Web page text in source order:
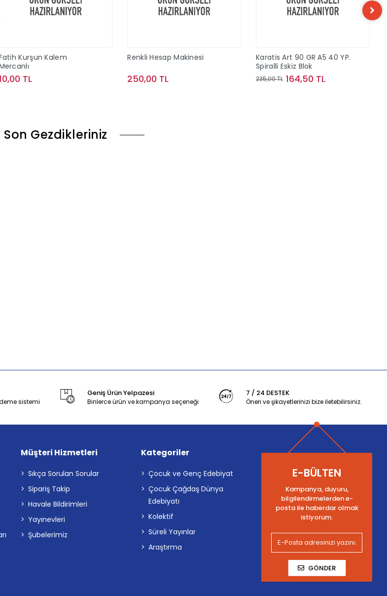
Kurşun Kalem
TL
Renkli Hesap Makinesi
250,00 TL
Karatis Art 90 GR A5 40 YP.
Spiralli Eskiz Blok
235,00 TL 164,50 TL
Son Gezdikleriniz
sistemi
Geniş Ürün Yelpazesi
Binlerce ürün ve kampanya seçeneği
7 / 24 DESTEK
Öneri ve şikayetlerinizi bize iletebilirsiniz.
Müşteri Hizmetleri
Sıkça Sorulan Sorular
Sipariş Takip
Havale Bildirimleri
Yayınevleri
Şubelerimiz
Kategoriler
Çocuk ve Genç Edebiyat
Çocuk Çağdaş Dünya
Edebiyatı
Kolektif
Süreli Yayınlar
Araştırma
E-BÜLTEN
Kampanya, duyuru,
bilgilendirmelerden e-
posta ile haberdar olmak
istiyorum.
GÖNDER